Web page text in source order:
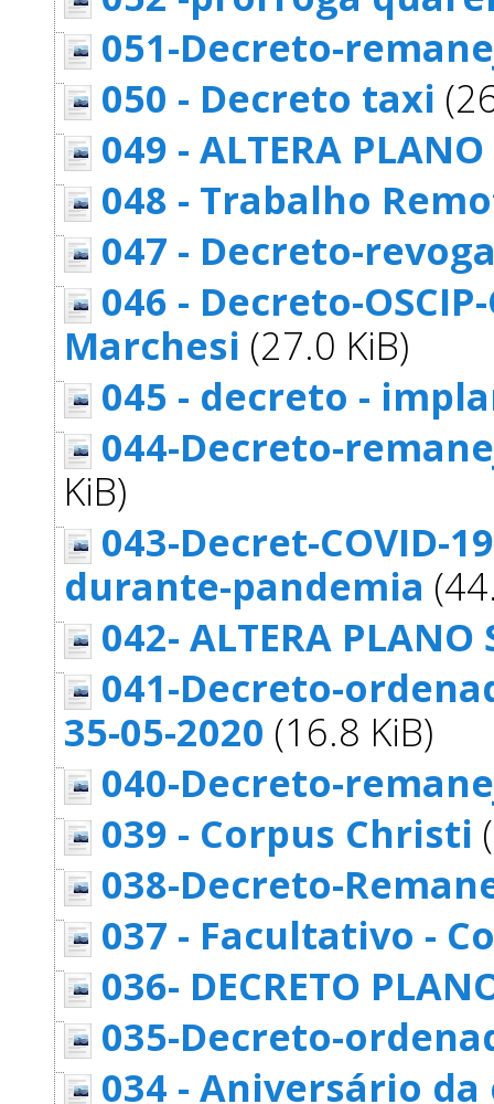
051-Decreto-
050 - Decreto taxi
049 - ALTERA
048 - Trabalho
047 - Decreto-
046 - Decreto-
Marchesi (27.0 KiB)
045 - decreto -
044-Decreto-
KiB)
043-Decret-COVID-
durante-pandemia
042- ALTERA PLANO
041-Decreto-
35-05-2020 (16.8 KiB)
040-Decreto-
039 - Corpus Christi
038-Decreto-
037 - Facultativo -
036- DECRETO
035-Decreto-
034 - Aniversário